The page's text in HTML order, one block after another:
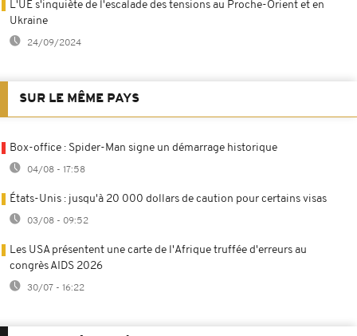
L'UE s'inquiète de l'escalade des tensions au Proche-Orient et en
Ukraine
24/09/2024
SUR LE MÊME PAYS
Box-office : Spider-Man signe un démarrage historique
04/08 - 17:58
États-Unis : jusqu'à 20 000 dollars de caution pour certains visas
03/08 - 09:52
Les USA présentent une carte de l'Afrique truffée d'erreurs au
congrès AIDS 2026
30/07 - 16:22